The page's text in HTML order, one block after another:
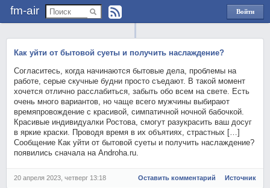
fm-air
Войти
через
Как уйти от бытовой суеты и получить наслаждение?
Согласитесь, когда начинаются бытовые дела, проблемы на
работе, серые скучные будни просто съедают. В такой момент
хочется отлично расслабиться, забыть обо всем на свете. Есть
очень много вариантов, но чаще всего мужчины выбирают
времяпровождение с красивой, симпатичной ночной бабочкой.
Красивые индивидуалки Ростова, смогут разукрасить ваш досуг
в яркие краски. Проводя время в их объятиях, страстных […]
Сообщение Как уйти от бытовой суеты и получить наслаждение?
появились сначала на Androha.ru.
20 апреля 2023, четверг 13:18 Оставить комментарий Источник